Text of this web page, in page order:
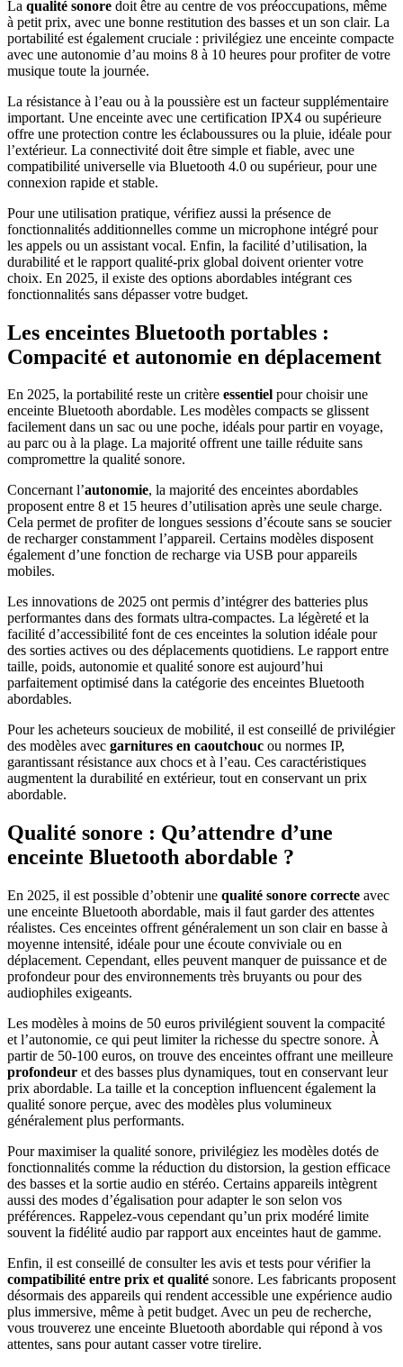
La qualité sonore doit être au centre de vos préoccupations, même
à petit prix, avec une bonne restitution des basses et un son clair. La
portabilité est également cruciale : privilégiez une enceinte compacte
avec une autonomie d’au moins 8 à 10 heures pour profiter de votre
musique toute la journée.
La résistance à l’eau ou à la poussière est un facteur supplémentaire
important. Une enceinte avec une certification IPX4 ou supérieure
offre une protection contre les éclaboussures ou la pluie, idéale pour
l’extérieur. La connectivité doit être simple et fiable, avec une
compatibilité universelle via Bluetooth 4.0 ou supérieur, pour une
connexion rapide et stable.
Pour une utilisation pratique, vérifiez aussi la présence de
fonctionnalités additionnelles comme un microphone intégré pour
les appels ou un assistant vocal. Enfin, la facilité d’utilisation, la
durabilité et le rapport qualité-prix global doivent orienter votre
choix. En 2025, il existe des options abordables intégrant ces
fonctionnalités sans dépasser votre budget.
Les enceintes Bluetooth portables :
Compacité et autonomie en déplacement
En 2025, la portabilité reste un critère essentiel pour choisir une
enceinte Bluetooth abordable. Les modèles compacts se glissent
facilement dans un sac ou une poche, idéals pour partir en voyage,
au parc ou à la plage. La majorité offrent une taille réduite sans
compromettre la qualité sonore.
Concernant l’autonomie, la majorité des enceintes abordables
proposent entre 8 et 15 heures d’utilisation après une seule charge.
Cela permet de profiter de longues sessions d’écoute sans se soucier
de recharger constamment l’appareil. Certains modèles disposent
également d’une fonction de recharge via USB pour appareils
mobiles.
Les innovations de 2025 ont permis d’intégrer des batteries plus
performantes dans des formats ultra-compactes. La légèreté et la
facilité d’accessibilité font de ces enceintes la solution idéale pour
des sorties actives ou des déplacements quotidiens. Le rapport entre
taille, poids, autonomie et qualité sonore est aujourd’hui
parfaitement optimisé dans la catégorie des enceintes Bluetooth
abordables.
Pour les acheteurs soucieux de mobilité, il est conseillé de privilégier
des modèles avec garnitures en caoutchouc ou normes IP,
garantissant résistance aux chocs et à l’eau. Ces caractéristiques
augmentent la durabilité en extérieur, tout en conservant un prix
abordable.
Qualité sonore : Qu’attendre d’une
enceinte Bluetooth abordable ?
En 2025, il est possible d’obtenir une qualité sonore correcte avec
une enceinte Bluetooth abordable, mais il faut garder des attentes
réalistes. Ces enceintes offrent généralement un son clair en basse à
moyenne intensité, idéale pour une écoute conviviale ou en
déplacement. Cependant, elles peuvent manquer de puissance et de
profondeur pour des environnements très bruyants ou pour des
audiophiles exigeants.
Les modèles à moins de 50 euros privilégient souvent la compacité
et l’autonomie, ce qui peut limiter la richesse du spectre sonore. À
partir de 50-100 euros, on trouve des enceintes offrant une meilleure
profondeur et des basses plus dynamiques, tout en conservant leur
prix abordable. La taille et la conception influencent également la
qualité sonore perçue, avec des modèles plus volumineux
généralement plus performants.
Pour maximiser la qualité sonore, privilégiez les modèles dotés de
fonctionnalités comme la réduction du distorsion, la gestion efficace
des basses et la sortie audio en stéréo. Certains appareils intègrent
aussi des modes d’égalisation pour adapter le son selon vos
préférences. Rappelez-vous cependant qu’un prix modéré limite
souvent la fidélité audio par rapport aux enceintes haut de gamme.
Enfin, il est conseillé de consulter les avis et tests pour vérifier la
compatibilité entre prix et qualité sonore. Les fabricants proposent
désormais des appareils qui rendent accessible une expérience audio
plus immersive, même à petit budget. Avec un peu de recherche,
vous trouverez une enceinte Bluetooth abordable qui répond à vos
attentes, sans pour autant casser votre tirelire.